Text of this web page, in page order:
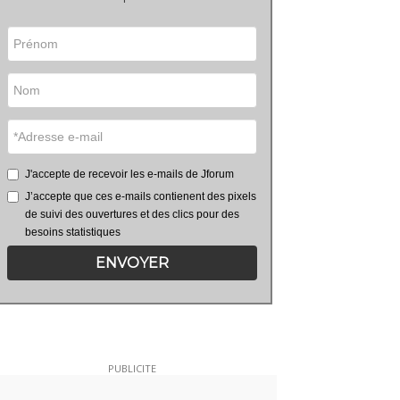
J'accepte de recevoir les e-mails de Jforum
J’accepte que ces e-mails contienent des pixels
de suivi des ouvertures et des clics pour des
besoins statistiques
ENVOYER